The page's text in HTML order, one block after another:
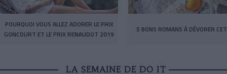
POURQUOI VOUS ALLEZ ADORER LE PRIX
GONCOURT ET LE PRIX RENAUDOT 2019
5 BONS ROMANS À DÉVORER
LA SEMAINE DE DO IT